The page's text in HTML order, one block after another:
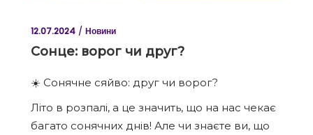
12.07.2024 Новини
Сонце: ворог чи друг?
☀️ Сонячне сяйво: друг чи ворог?
Літо в розпалі, а це значить, що на нас чекає
багато сонячних днів! Але чи знаєте ви, що